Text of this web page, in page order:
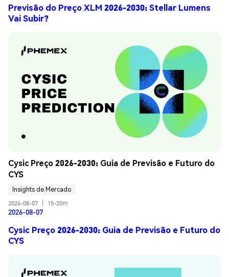
Previsão do Preço XLM 2026-2030: Stellar Lumens
Vai Subir?
Cysic Preço 2026-2030: Guia de Previsão e Futuro do
CYS
Insights de Mercado
2026-08-07
15-20m
2026-08-07
Cysic Preço 2026-2030: Guia de Previsão e Futuro do
CYS